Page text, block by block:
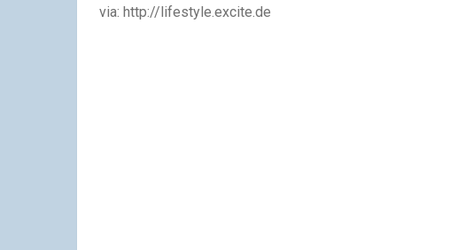
via: http://lifestyle.excite.de